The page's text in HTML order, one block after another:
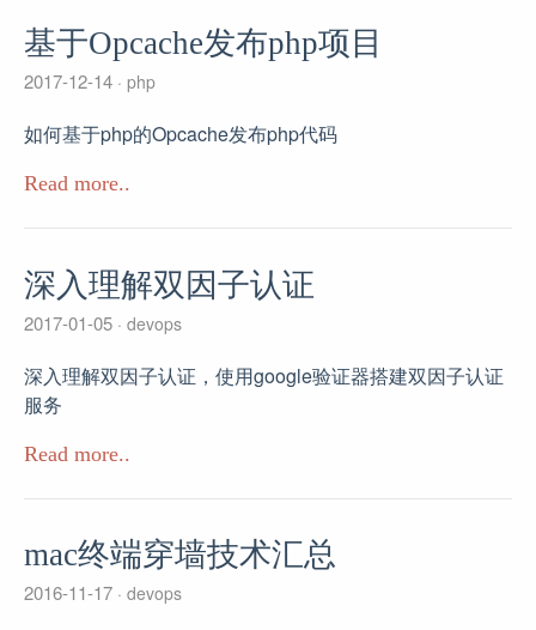
基于Opcache发布php项目
2017-12-14 php
如何基于php的Opcache发布php代码
Read more..
深入理解双因子认证
2017-01-05 devops
深入理解双因子认证，使用google验证器搭建双因子认证
服务
Read more..
mac终端穿墙技术汇总
2016-11-17 devops